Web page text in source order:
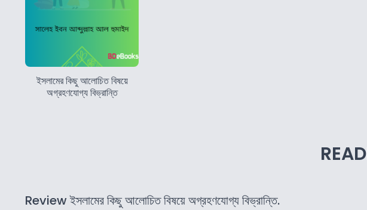
ইসলামের কিছু আলোচিত বিষয়ে
অগ্রহণযোগ্য বিভ্রান্তি
Review ইসলামের কিছু আলোচিত বিষয়ে অগ্রহণযোগ্য বিভ্রান্তি.